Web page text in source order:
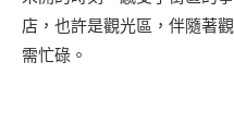
店，也許是觀光區，伴隨著
需忙碌。